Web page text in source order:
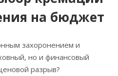
на бюджет
захоронением и
но и финансовый
разрыв?